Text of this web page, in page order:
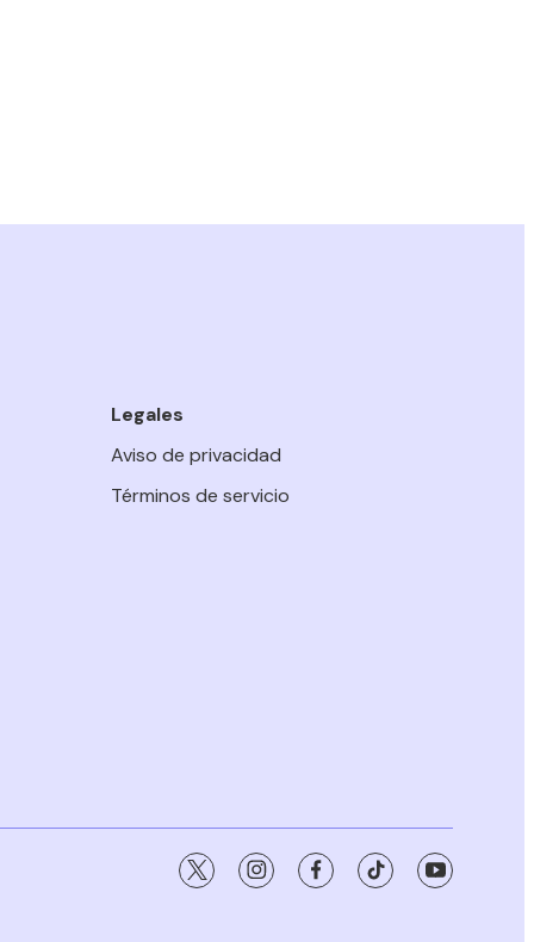
Legales
Aviso de privacidad
Términos de servicio
twitter instagramfacebooktiktok youtube